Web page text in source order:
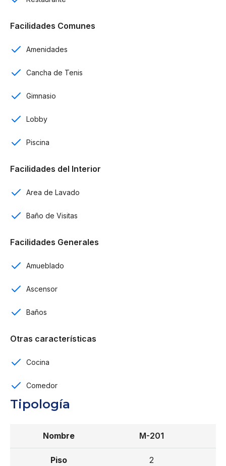
1 parqueo
Completamente amueblados
Sala
Cocina
Comedor
Terraza
Área de lavado
Jardín tropical
Lobby
Espacios de CC y chill out
Gym
Club de Tennis
Circuito de running
Circuito de bici
Zona commercial
Facilidades Comunes
Amenidades
Cancha de Tenis
Gimnasio
Lobby
Piscina
Facilidades del Interior
Area de Lavado
Baño de Visitas
Facilidades Generales
Amueblado
Ascensor
Baños
Otras características
Cocina
Comedor
Tipología
M-201
2